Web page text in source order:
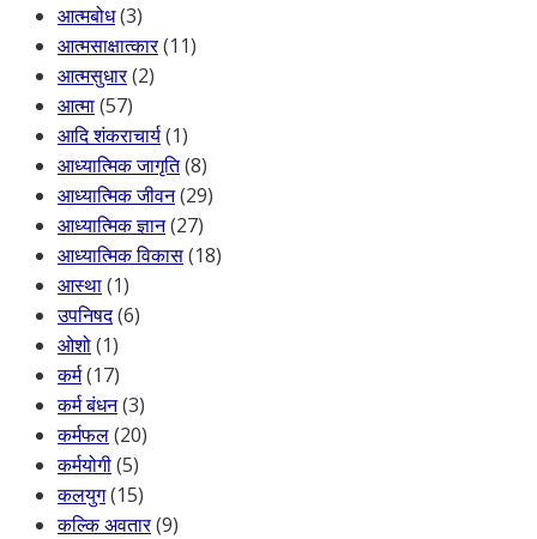
आत्मबोध(3)
आत्मसाक्षात्कार(11)
आत्मसुधार(2)
आत्मा(57)
आदि शंकराचार्य(1)
आध्यात्मिक जागृति(8)
आध्यात्मिक जीवन(29)
आध्यात्मिक ज्ञान(27)
आध्यात्मिक विकास(18)
आस्था(1)
उपनिषद(6)
ओशो(1)
कर्म(17)
कर्म बंधन(3)
कर्मफल(20)
कर्मयोगी(5)
कलयुग(15)
कल्कि अवतार(9)